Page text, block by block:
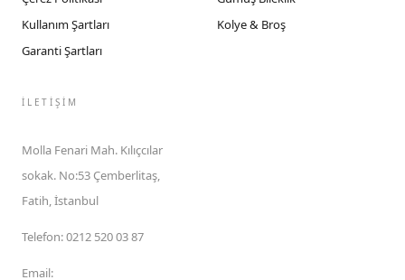
Kullanım Şartları
Garanti Şartları
Kolye & Broş
İLETIŞIM
Molla Fenari Mah. Kılıçcılar
sokak. No:53 Çemberlitaş,
Fatih, İstanbul
Telefon:0212 520 03 87
Email: